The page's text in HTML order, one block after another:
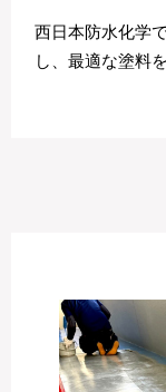
西日本防水化学
し、最適な塗料